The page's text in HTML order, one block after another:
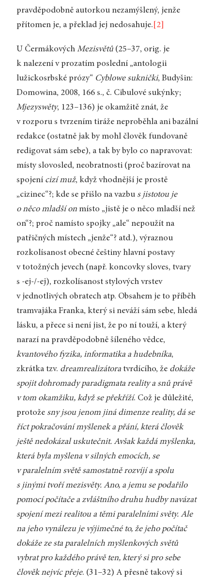
pravděpodobně autorkou nezamýšlený, jenže
přítomen je, a překlad jej nedosahuje. [2]
U Čermákových Mezisvětů(25–37, orig. je
k nalezení v prozatím poslední „antologii
lužickosrbské prózy“ Cyblowe suknički, Budyšin:
Domowina, 2008, 166 s., č. Cibulové sukýnky;
Mjezyswěty, 123–136) je okamžitě znát, že
v rozporu s tvrzením tiráže neproběhla ani bazální
redakce (ostatně jak by mohl člověk fundovaně
redigovat sám sebe), a tak by bylo co napravovat:
místy slovosled, neobratnosti (proč bazírovat na
spojení cizí muž, když vhodnější je prostě
„cizinec“?; kde se přišlo na vazbu s jistotou je
o něco mladší onmísto „jistě je o něco mladší než
on“?; proč namísto spojky „ale“ nepoužít na
patřičných místech „jenže“? atd.), výraznou
rozkolísanost obecné češtiny hlavní postavy
v totožných jevech (např. koncovky sloves, tvary
s -ej-/-ej), rozkolísanost stylových vrstev
v jednotlivých obratech atp. Obsahem je to příběh
tramvajáka Franka, který si neváží sám sebe, hledá
lásku, a přece si není jist, že po ní touží, a který
narazí na pravděpodobně šíleného vědce,
kvantového fyzika, informatika a hudebníka,
zkrátka tzv. dreamrealizátoratvrdícího, že dokáže
spojit dohromady paradigmata reality a snů právě
v tom okamžiku, když se překříží. Což je důležité,
protože sny jsou jenom jiná dimenze reality, dá se
říct pokračování myšlenek a přání, která člověk
ještě nedokázal uskutečnit. Avšak každá myšlenka,
která byla myšlena v silných emocích, se
v paralelním světě samostatně rozvíjí a spolu
s jinými tvoří mezisvěty. Ano, a jemu se podařilo
pomocí počítače a zvláštního druhu hudby navázat
spojení mezi realitou a těmi paralelními světy. Ale
na jeho vynálezu je výjimečné to, že jeho počítač
dokáže ze sta paralelních myšlenkových světů
vybrat pro každého právě ten, který si pro sebe
člověk nejvíc přeje. (31–32) A přesně takový si